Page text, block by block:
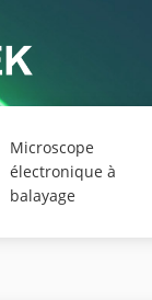
Microscope
électronique à
balayage